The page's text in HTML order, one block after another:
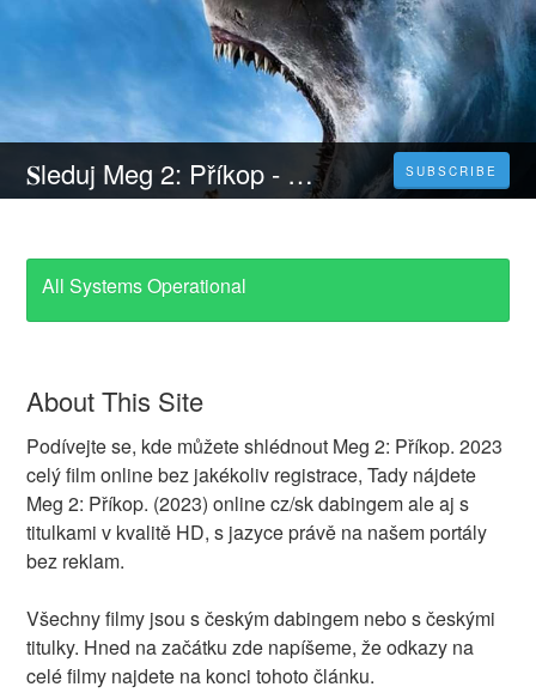
𝐒leduj Meg 2: Příkop - 𝐂elý 𝐅ilm Online 2023 Česky CZ/SK DABING HD Kvalite SUBSCRIBE
All Systems Operational
About This Site
Podívejte se, kde můžete shlédnout Meg 2: Příkop. 2023
celý film online bez jakékoliv registrace, Tady nájdete
Meg 2: Příkop. (2023) online cz/sk dabingem ale aj s
titulkami v kvalitě HD, s jazyce právě na našem portály
bez reklam.
Všechny filmy jsou s českým dabingem nebo s českými
titulky. Hned na začátku zde napíšeme, že odkazy na
celé filmy najdete na konci tohoto článku.